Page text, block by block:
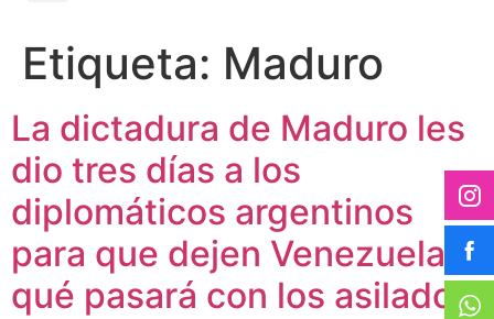
Etiqueta: Maduro
La dictadura de Maduro les
dio tres días a los
diplomáticos argentinos
para que dejen Venezuela:
qué pasará con los asilados